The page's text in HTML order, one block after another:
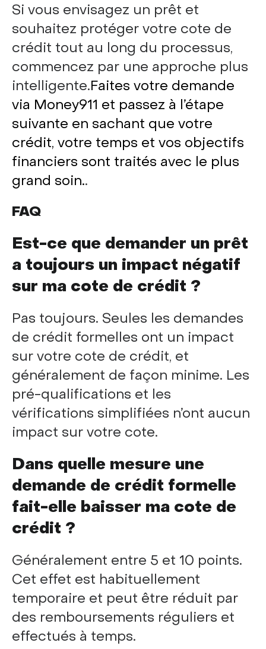
Si vous envisagez un prêt et
souhaitez protéger votre cote de
crédit tout au long du processus,
commencez par une approche plus
intelligente.Faites votre demande
via Money911 et passez à l’étape
suivante en sachant que votre
crédit, votre temps et vos objectifs
financiers sont traités avec le plus
grand soin..
FAQ
Est-ce que demander un prêt
a toujours un impact négatif
sur ma cote de crédit ?
Pas toujours. Seules les demandes
de crédit formelles ont un impact
sur votre cote de crédit, et
généralement de façon minime. Les
pré-qualifications et les
vérifications simplifiées n’ont aucun
impact sur votre cote.
Dans quelle mesure une
demande de crédit formelle
fait-elle baisser ma cote de
crédit ?
Généralement entre 5 et 10 points.
Cet effet est habituellement
temporaire et peut être réduit par
des remboursements réguliers et
effectués à temps.